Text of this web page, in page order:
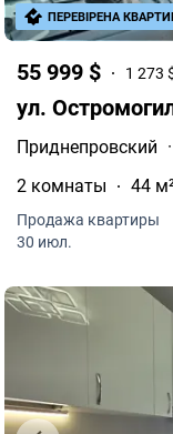
55 999 $ 1 273
ул.
Приднепровский ·
2 комнаты
44
Продажа квартиры
30 июл.
ПЕРЕВІРЕНА